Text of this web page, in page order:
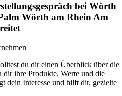
bei Wörth
Wörth am Rhein Am
du dir einen Überblick über die
dir ihre Produkte, Werte und die
dein Interesse und hilft dir, gezielte